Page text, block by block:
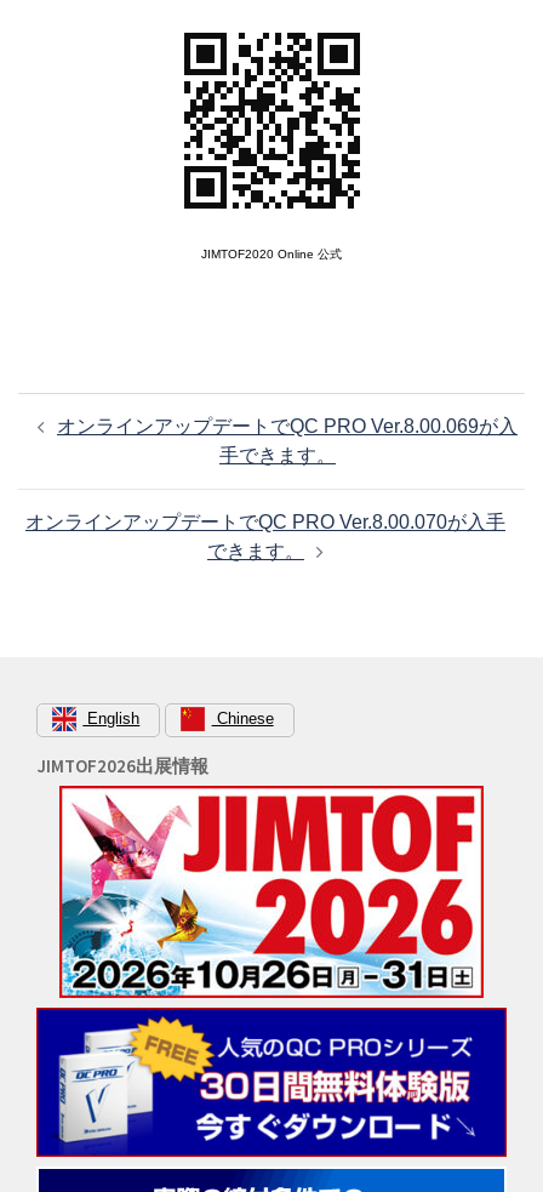
JIMTOF2020 Online 公式
稿
ビ
オンラインアップデートでQC PRO Ver.8.00.069が入
手できます。
オンラインアップデートでQC PRO Ver.8.00.070が入手
できます。
English Chinese
JIMTOF2026出展情報